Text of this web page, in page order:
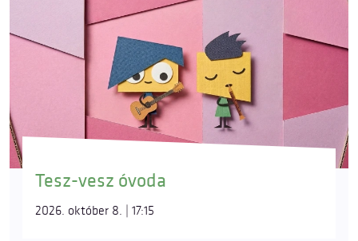
Tesz-vesz óvoda
2026. október 8. | 17:15